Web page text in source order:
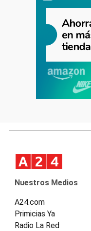
Nuestros Medios
A24.com
Primicias Ya
Radio La Red